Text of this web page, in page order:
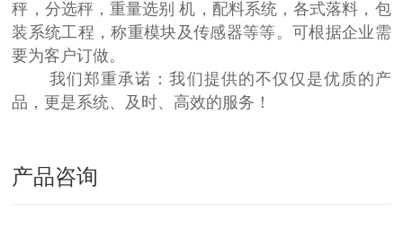
秤，分选秤，重量选别 机，配料系统，各式落料，包
装系统工程，称重模块及传感器等等。可根据企业需
要为客户订做。
我们郑重承诺：我们提供的不仅仅是优质的产
品，更是系统、及时、高效的服务！
产品咨询